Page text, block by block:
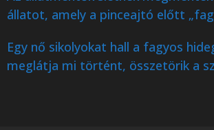
állatot, amely a pinceajtó előtt
Egy nő sikolyokat hall a fagyos
meglátja mi történt, összetörik a